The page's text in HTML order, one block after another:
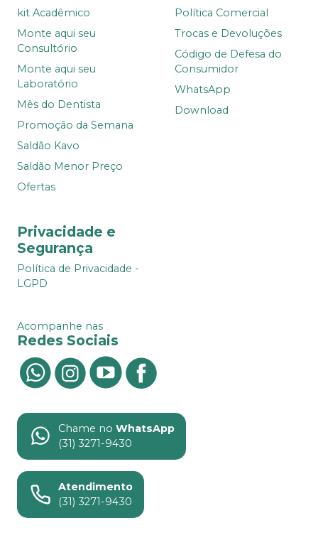
kit Acadêmico
Monte aqui seu
Consultório
Monte aqui seu
Laboratório
Mês do Dentista
Promoção da Semana
Saldão Kavo
Saldão Menor Preço
Ofertas
Política Comercial
Trocas e Devoluções
Código de Defesa do
Consumidor
WhatsApp
Download
Privacidade e
Segurança
Política de Privacidade -
LGPD
Acompanhe nas
Redes Sociais
Chame no WhatsApp
(31) 3271-9430
Atendimento
(31) 3271-9430